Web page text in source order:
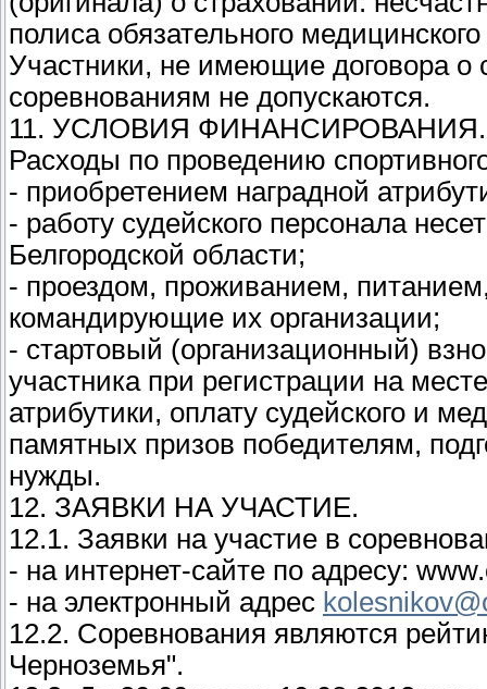
полиса обязательного
Участники, не имеющие договора о
соревнованиям не допускаются.
11. УСЛОВИЯ ФИНАНСИРОВАНИЯ.
Расходы по проведению
- приобретением наградной
- работу судейского персонала
Белгородской области;
- проездом, проживанием,
командирующие их организации;
- стартовый (организационный)
участника при регистрации на
атрибутики, оплату судейского и
памятных призов победителям,
нужды.
12. ЗАЯВКИ НА УЧАСТИЕ.
12.1. Заявки на участие в
- на интернет-сайте по адресу:
- на электронный адрес
12.2. Соревнования являются
Черноземья".